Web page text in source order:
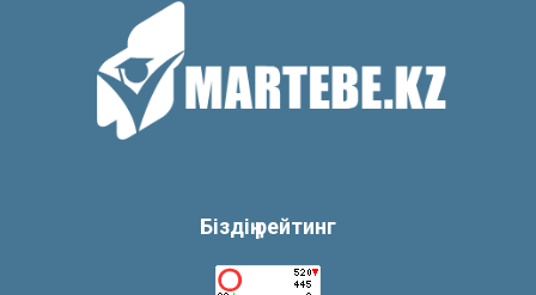
Біздің рейтинг